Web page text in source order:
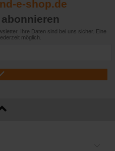
e-shop.de
Ihre Daten sind bei uns sicher. Eine
möglich.